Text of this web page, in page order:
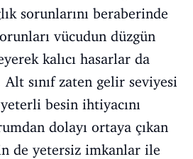
sorunlarını beraberinde
vücudun düzgün
kalıcı hasarlar da
sınıf zaten gelir seviyesi
besin ihtiyacını
dolayı ortaya çıkan
de yetersiz imkanlar ile